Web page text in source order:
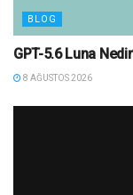
BLOG
GPT-5.6 Luna
8 AĞUSTOS 2026